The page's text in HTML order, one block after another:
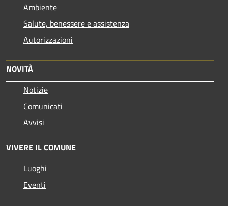
Ambiente
Salute, benessere e assistenza
Autorizzazioni
NOVITÀ
Notizie
Comunicati
Avvisi
VIVERE IL COMUNE
Luoghi
Eventi